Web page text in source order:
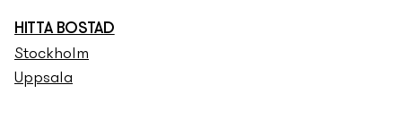
HITTA BOSTAD
Stockholm
Uppsala